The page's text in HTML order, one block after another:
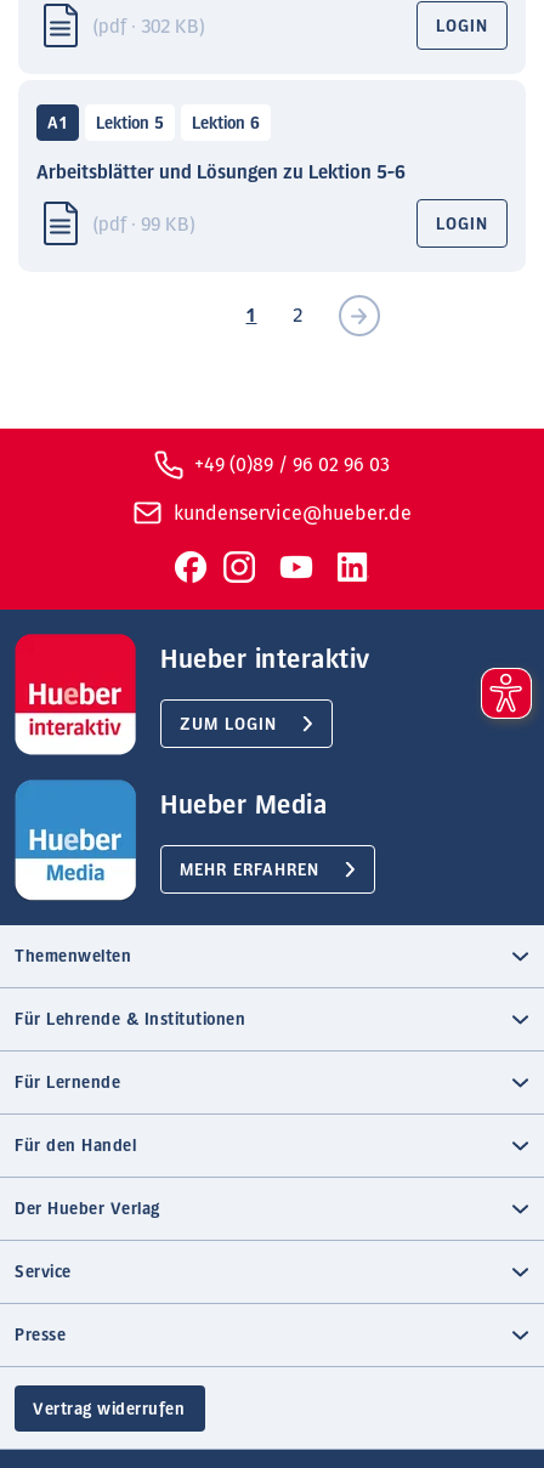
(pdf · 302 KB) LOGIN
A1 Lektion 5 Lektion 6
Arbeitsblätter und Lösungen zu Lektion 5-6
(pdf · 99 KB) LOGIN
1 2
+49 (0)89 / 96 02 96 03
kundenservice@hueber.de
Hueber interaktiv
ZUM LOGIN
Hueber Media
MEHR ERFAHREN
Themenwelten
Für Lehrende & Institutionen
Für Lernende
Für den Handel
Der Hueber Verlag
Service
Presse
Vertrag widerrufen